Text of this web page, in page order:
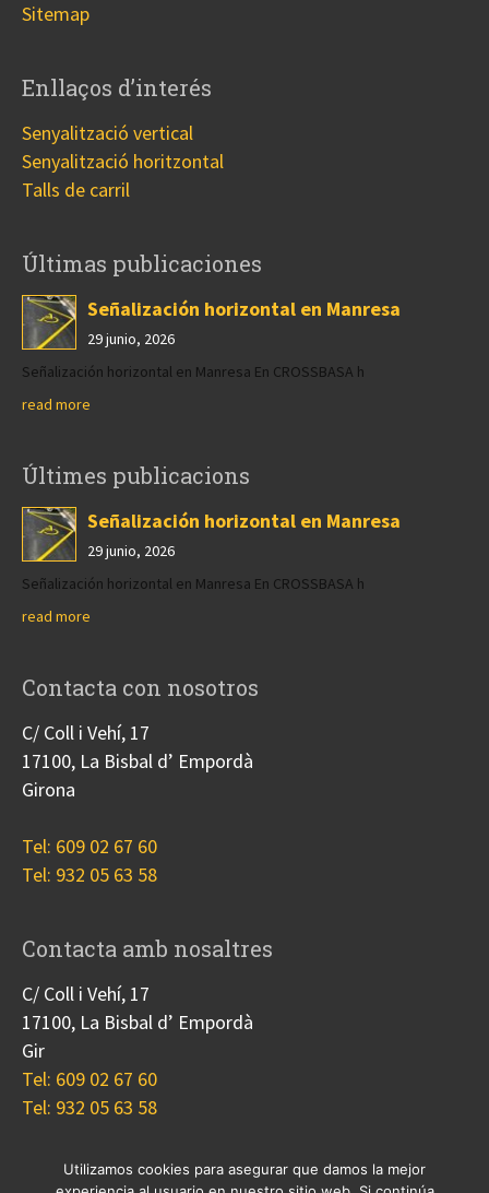
Sitemap
Enllaços d’interés
Senyalització vertical
Senyalització horitzontal
Talls de carril
Últimas publicaciones
Señalización horizontal en Manresa
29 junio, 2026
Señalización horizontal en Manresa En CROSSBASA h
read more
Últimes publicacions
Señalización horizontal en Manresa
29 junio, 2026
Señalización horizontal en Manresa En CROSSBASA h
read more
Contacta con nosotros
C/ Coll i Vehí, 17
17100, La Bisbal d’ Empordà
Girona
Tel: 609 02 67 60
Tel: 932 05 63 58
Contacta amb nosaltres
C/ Coll i Vehí, 17
17100, La Bisbal d’ Empordà
Gir
Tel: 609 02 67 60
Tel: 932 05 63 58
Utilizamos cookies para asegurar que damos la mejor